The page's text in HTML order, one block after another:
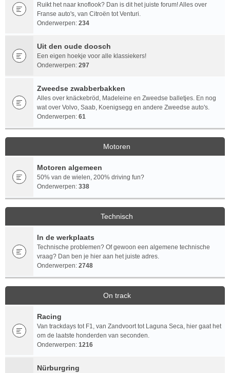
Ruikt het naar knoflook? Dan is dit het juiste forum! Alles over
Franse auto's, van Citroën tot Venturi.
Onderwerpen: 234
Uit den oude doosch
Een eigen hoekje voor alle klassiekers!
Onderwerpen: 297
Zweedse zwabberbakken
Alles over knäckebröd, Madeleine en Zweedse balletjes. En nog
wat over Volvo, Saab, Koenigsegg en andere Zweedse auto's.
Onderwerpen: 61
Motoren
Motoren algemeen
50% van de wielen, 200% driving fun?
Onderwerpen: 338
Technisch
In de werkplaats
Technische problemen? Of gewoon een algemene technische
vraag? Dan ben je hier aan het juiste adres.
Onderwerpen: 2748
On track
Racing
Van trackdays tot F1, van Zandvoort tot Laguna Seca, hier gaat het
om de laatste honderden van seconden.
Onderwerpen: 1216
Nürburgring